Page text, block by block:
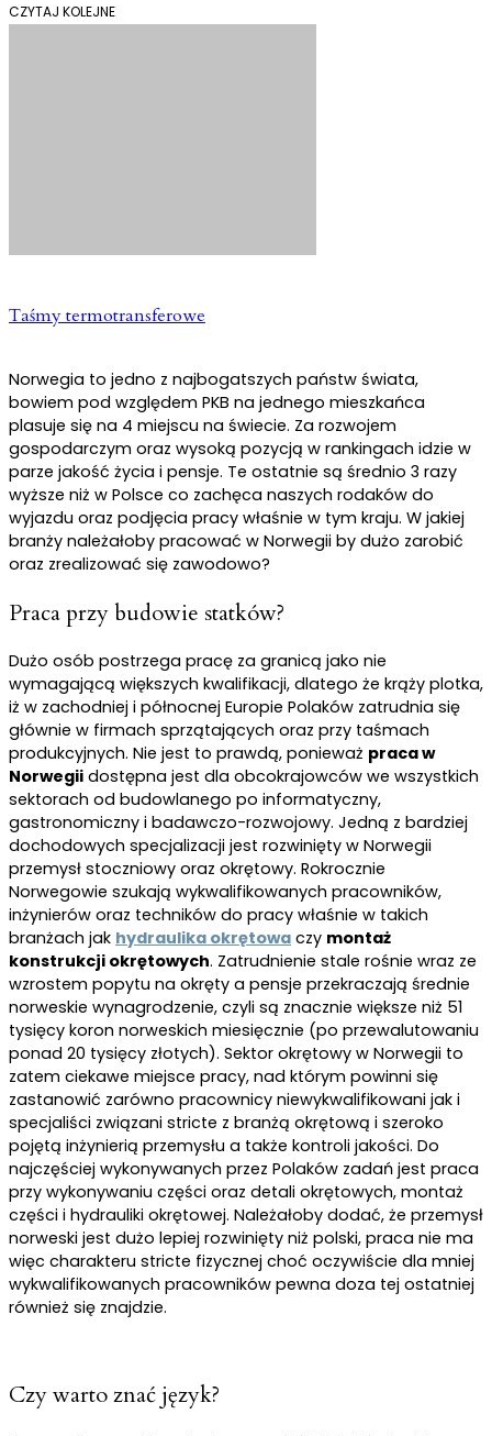
CZYTAJ KOLEJNE
Taśmy termotransferowe
Norwegia to jedno z najbogatszych państw świata,
bowiem pod względem PKB na jednego mieszkańca
plasuje się na 4 miejscu na świecie. Za rozwojem
gospodarczym oraz wysoką pozycją w rankingach idzie w
parze jakość życia i pensje. Te ostatnie są średnio 3 razy
wyższe niż w Polsce co zachęca naszych rodaków do
wyjazdu oraz podjęcia pracy właśnie w tym kraju. W jakiej
branży należałoby pracować w Norwegii by dużo zarobić
oraz zrealizować się zawodowo?
Praca przy budowie statków?
Dużo osób postrzega pracę za granicą jako nie
wymagającą większych kwalifikacji, dlatego że krąży plotka,
iż w zachodniej i północnej Europie Polaków zatrudnia się
głównie w firmach sprzątających oraz przy taśmach
produkcyjnych. Nie jest to prawdą, ponieważ praca w
Norwegii dostępna jest dla obcokrajowców we wszystkich
sektorach od budowlanego po informatyczny,
gastronomiczny i badawczo-rozwojowy. Jedną z bardziej
dochodowych specjalizacji jest rozwinięty w Norwegii
przemysł stoczniowy oraz okrętowy. Rokrocznie
Norwegowie szukają wykwalifikowanych pracowników,
inżynierów oraz techników do pracy właśnie w takich
branżach jak hydraulika okrętowa czy montaż
konstrukcji okrętowych. Zatrudnienie stale rośnie wraz ze
wzrostem popytu na okręty a pensje przekraczają średnie
norweskie wynagrodzenie, czyli są znacznie większe niż 51
tysięcy koron norweskich miesięcznie (po przewalutowaniu
ponad 20 tysięcy złotych). Sektor okrętowy w Norwegii to
zatem ciekawe miejsce pracy, nad którym powinni się
zastanowić zarówno pracownicy niewykwalifikowani jak i
specjaliści związani stricte z branżą okrętową i szeroko
pojętą inżynierią przemysłu a także kontroli jakości. Do
najczęściej wykonywanych przez Polaków zadań jest praca
przy wykonywaniu części oraz detali okrętowych, montaż
części i hydrauliki okrętowej. Należałoby dodać, że przemysł
norweski jest dużo lepiej rozwinięty niż polski, praca nie ma
więc charakteru stricte fizycznej choć oczywiście dla mniej
wykwalifikowanych pracowników pewna doza tej ostatniej
również się znajdzie.
Czy warto znać język?